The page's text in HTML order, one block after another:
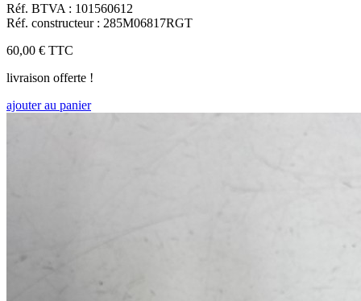
Réf. BTVA : 101560612
Réf. constructeur : 285M06817RGT
60,00 € TTC
livraison offerte !
ajouter au panier